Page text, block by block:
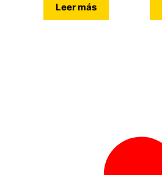
Leer más